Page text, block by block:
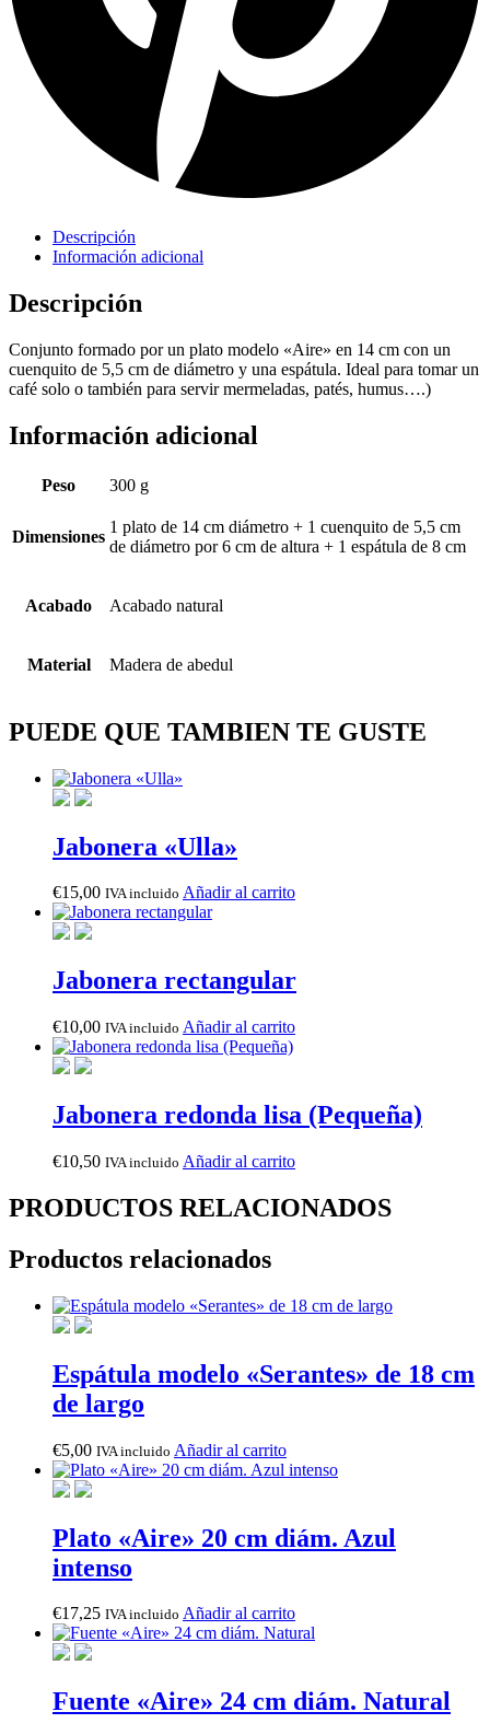
Descripción
Información adicional
Descripción
Conjunto formado por un plato modelo «Aire» en 14 cm con un
cuenquito de 5,5 cm de diámetro y una espátula. Ideal para tomar un
café solo o también para servir mermeladas, patés, humus….)
Información adicional
Peso 300 g
Dimensiones
1 plato de 14 cm diámetro + 1 cuenquito de 5,5 cm
de diámetro por 6 cm de altura + 1 espátula de 8 cm
Acabado Acabado natural
Material Madera de abedul
PUEDE QUE TAMBIEN TE GUSTE
Jabonera «Ulla»
€15,00 IVA incluido Añadir al carrito
Jabonera rectangular
€10,00 IVA incluido Añadir al carrito
Jabonera redonda lisa (Pequeña)
€10,50 IVA incluido Añadir al carrito
PRODUCTOS RELACIONADOS
Productos relacionados
Espátula modelo «Serantes» de 18 cm
de largo
€5,00 IVA incluido Añadir al carrito
Plato «Aire» 20 cm diám. Azul
intenso
€17,25 IVA incluido Añadir al carrito
Fuente «Aire» 24 cm diám. Natural